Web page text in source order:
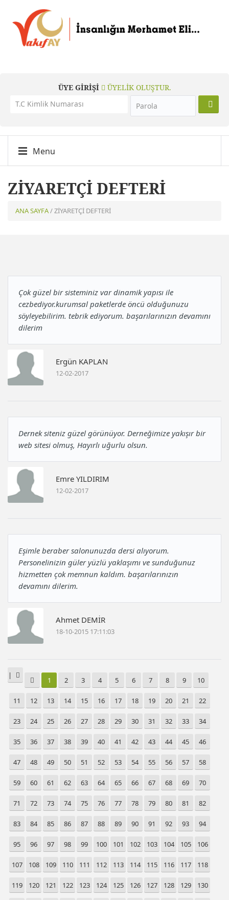
ÜYE GİRİŞİ ÜYELİK OLUŞTUR.
Menu
ZİYARETÇİ DEFTERİ
ANA SAYFA/ ZİYARETÇİ DEFTERİ
Çok güzel bir sisteminiz var dinamik yapısı ile
cezbediyor.kurumsal paketlerde öncü olduğunuzu
söyleyebilirim. tebrik ediyorum. başarılarınızın devamını
dilerim
Ergün KAPLAN
12-02-2017
Dernek siteniz güzel görünüyor. Derneğimize yakışır bir
web sitesi olmuş, Hayırlı uğurlu olsun.
Emre YILDIRIM
12-02-2017
Eşimle beraber salonunuzda dersi alıyorum.
Personelinizin güler yüzlü yaklaşımı ve sunduğunuz
hizmetten çok memnun kaldım. başarılarınızın
devamını dilerim.
Ahmet DEMİR
18-10-2015 17:11:03
|
1 2 3 4 5 6 7 8 9 10
11 12 13 14 15 16 17 18 19 20 21 22
23 24 25 26 27 28 29 30 31 32 33 34
35 36 37 38 39 40 41 42 43 44 45 46
47 48 49 50 51 52 53 54 55 56 57 58
59 60 61 62 63 64 65 66 67 68 69 70
71 72 73 74 75 76 77 78 79 80 81 82
83 84 85 86 87 88 89 90 91 92 93 94
95 96 97 98 99 100 101 102 103 104 105 106
107 108 109 110 111 112 113 114 115 116 117 118
119 120 121 122 123 124 125 126 127 128 129 130